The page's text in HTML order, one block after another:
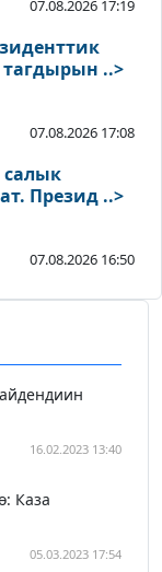
07.08.2026 17:19
..>
07.08.2026 17:08
салык
Презид ..>
07.08.2026 16:50
16.02.2023 13:40
Каза
05.03.2023 17:54